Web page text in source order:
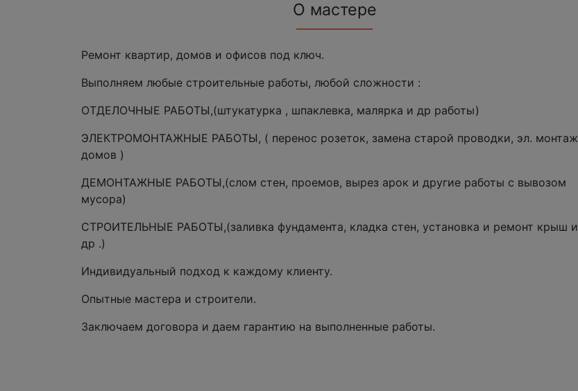
О мастере
Ремонт квартир, домов и офисов под ключ.
Выполняем любые строительные работы, любой сложности :
ОТДЕЛОЧНЫЕ РАБОТЫ,(штукатурка , шпаклевка, малярка и др работы)
ЭЛЕКТРОМОНТАЖНЫЕ РАБОТЫ, ( перенос розеток, замена старой проводки, эл. монтаж
домов )
ДЕМОНТАЖНЫЕ РАБОТЫ,(слом стен, проемов, вырез арок и другие работы с вывозом
мусора)
СТРОИТЕЛЬНЫЕ РАБОТЫ,(заливка фундамента, кладка стен, установка и ремонт крыш и
др .)
Индивидуальный подход к каждому клиенту.
Опытные мастера и строители.
Заключаем договора и даем гарантию на выполненные работы.